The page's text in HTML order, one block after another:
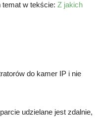
temat w tekście: Z jakich
do kamer IP i nie
udzielane jest zdalnie,